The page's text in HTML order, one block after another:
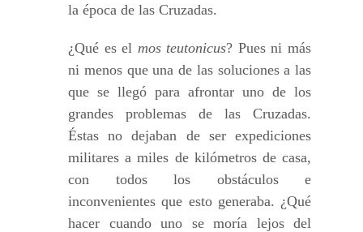
la época de las Cruzadas.
¿Qué es el mos teutonicus? Pues ni más
ni menos que una de las soluciones a las
que se llegó para afrontar uno de los
grandes problemas de las Cruzadas.
Éstas no dejaban de ser expediciones
militares a miles de kilómetros de casa,
con todos los obstáculos e
inconvenientes que esto generaba. ¿Qué
hacer cuando uno se moría lejos del